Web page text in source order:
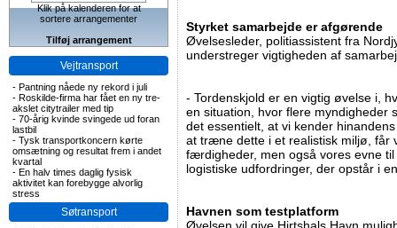
Klik på kalenderen for at
sortere arrangementer
Tilføj arrangement
Vejtransport
- Pantning nåede ny rekord i juli
- Roskilde-firma har fået en ny tre-
akslet citytrailer med tip
- 70-årig kvinde svingede ud foran
lastbil
- Tysk transportkoncern kørte
omsætning og resultat frem i andet
kvartal
- En halv times daglig fysisk
aktivitet kan forebygge alvorlig
stress
Søtransport
Styrket samarbejde er afgørende
Øvelsesleder, politiassistent fra
understreger vigtigheden af
- Tordenskjold er en vigtig øvelse i,
en situation, hvor flere myndigheder
det essentielt, at vi kender
at træne dette i et realistisk miljø, får
færdigheder, men også vores evne
logistiske udfordringer, der opstår i
Havnen som testplatform